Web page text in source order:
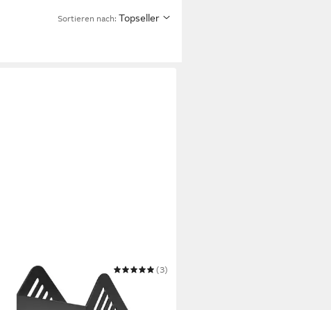
Sortieren nach: Topseller
Stehsammler the tower gate H63610
(3)
16,43 €